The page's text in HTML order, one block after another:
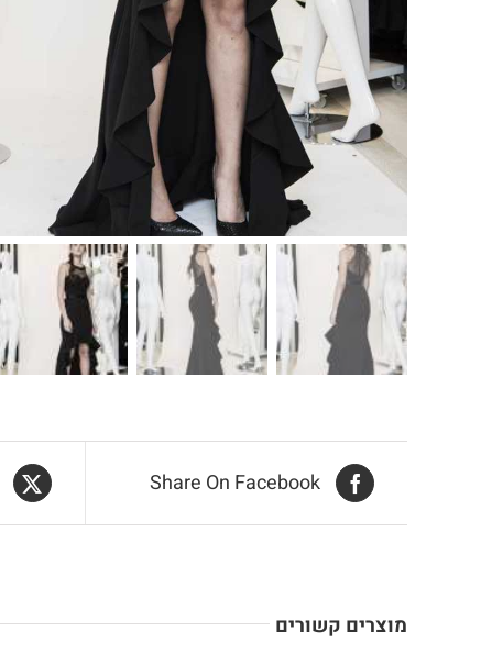
Share On Facebook
מוצרים קשורים